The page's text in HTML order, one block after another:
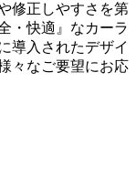
修正しやすさを第
・快適』なカーラ
導入されたデザイ
々なご要望にお応